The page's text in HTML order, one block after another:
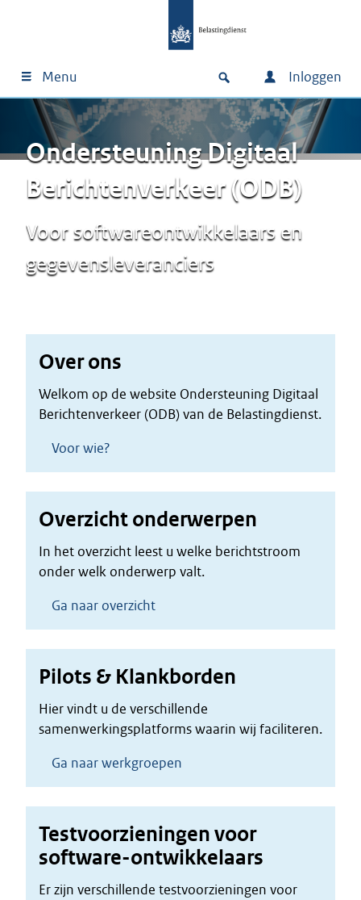
Menu Inloggen
Ondersteuning Digitaal
Berichtenverkeer (ODB)
Voor softwareontwikkelaars en
gegevensleveranciers
Over ons
Welkom op de website Ondersteuning Digitaal
Berichtenverkeer (ODB) van de Belastingdienst.
Voor wie?
Overzicht onderwerpen
In het overzicht leest u welke berichtstroom
onder welk onderwerp valt.
Ga naar overzicht
Pilots & Klankborden
Hier vindt u de verschillende
samenwerkingsplatforms waarin wij faciliteren.
Ga naar werkgroepen
Testvoorzieningen voor
software-ontwikkelaars
Er zijn verschillende testvoorzieningen voor